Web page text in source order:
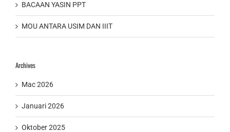
BACAAN YASIN PPT
MOU ANTARA USIM DAN IIIT
Archives
Mac 2026
Januari 2026
Oktober 2025